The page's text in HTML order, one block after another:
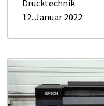
Drucktechnik
12. Januar 2022